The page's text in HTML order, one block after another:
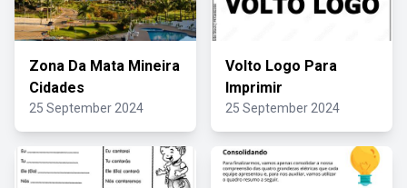
Zona Da Mata Mineira
Cidades
25 September 2024
Volto Logo Para
Imprimir
25 September 2024